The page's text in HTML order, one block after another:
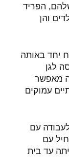
הפריד
והן
יחד באותה
לגן
מאפשר
עמוקים
עם
עם
איתה עד בית